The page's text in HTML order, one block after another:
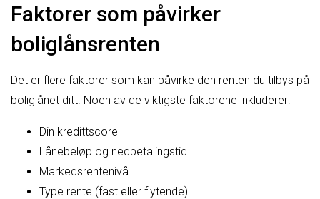
Faktorer som påvirker
boliglånsrenten
Det er flere faktorer som kan påvirke den renten du tilbys på
boliglånet ditt. Noen av de viktigste faktorene inkluderer:
Din kredittscore
Lånebeløp og nedbetalingstid
Markedsrentenivå
Type rente (fast eller flytende)